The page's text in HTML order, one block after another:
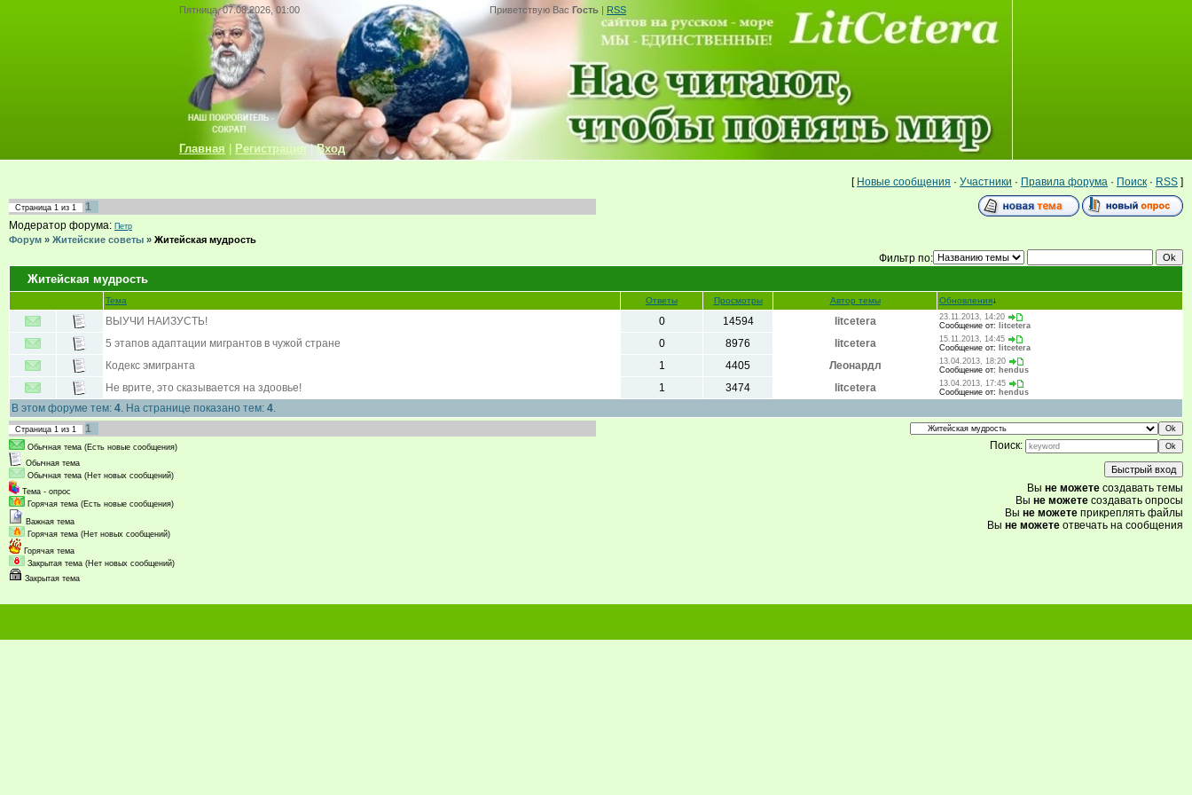
Пятница, 07.08.2026, 01:00 Приветствую Вас Гость | RSS
Главная Регистрация|Вход
[ Новые сообщения · Участники · Правила форума · Поиск · RSS ]
Страница 1 из 1
1
Модератор форума: Петр
Форум » Житейские советы » Житейская мудрость
Фильтр по:
Житейская мудрость
Тема Ответы Просмотры Автор темы Обновления↓
ВЫУЧИ НАИЗУСТЬ! 0 14594 litcetera
23.11.2013, 14:20
Сообщение от:
litcetera
5 этапов адаптации мигрантов в чужой стране 0 8976 litcetera
15.11.2013, 14:45
Сообщение от:
litcetera
Кодекс эмигранта 1 4405 Леонардл
13.04.2013, 18:20
Сообщение от: hendus
Не врите, это сказывается на здоовье! 1 3474 litcetera
13.04.2013, 17:45
Сообщение от: hendus
В этом форуме тем: 4. На странице показано тем: 4.
Страница 1 из 1 1
Обычная тема (Есть новые сообщения)
Обычная тема
Обычная тема (Нет новых сообщений)
Тема - опрос
Горячая тема (Есть новые сообщения)
Важная тема
Горячая тема (Нет новых сообщений)
Горячая тема
Закрытая тема (Нет новых сообщений)
Закрытая тема
Поиск:
Вы не можете создавать темы
Вы не можете создавать опросы
Вы не можете прикреплять файлы
Вы не можете отвечать на сообщения